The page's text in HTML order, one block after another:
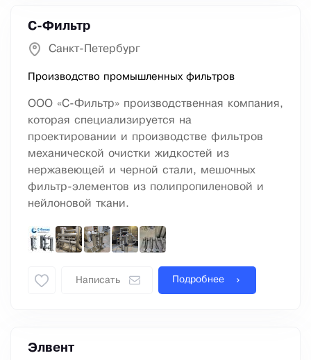
С-Фильтр
Санкт-Петербург
Производство промышленных фильтров
ООО «С-Фильтр» производственная компания,
которая специализируется на
проектировании и производстве фильтров
механической очистки жидкостей из
нержавеющей и черной стали, мешочных
фильтр-элементов из полипропиленовой и
нейлоновой ткани.
Написать Подробнее
Элвент